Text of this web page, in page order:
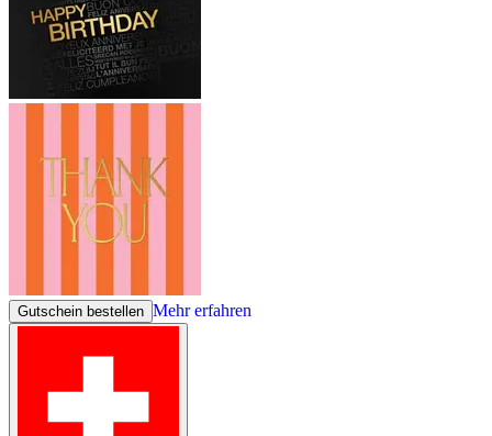
Gutschein bestellen Mehr erfahren